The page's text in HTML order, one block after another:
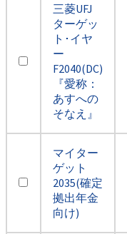
三菱UFJ
ターゲッ
ト･イヤ
ー
F2040(DC)
『愛称：
あすへの
そなえ』
マイター
ゲット
2035(確定
拠出年金
向け)